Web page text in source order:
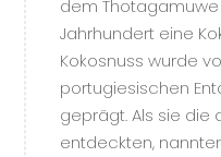
dem Thotagamuwe
Jahrhundert eine
Kokosnuss wurde
portugiesischen
geprägt. Als sie die
entdeckten,